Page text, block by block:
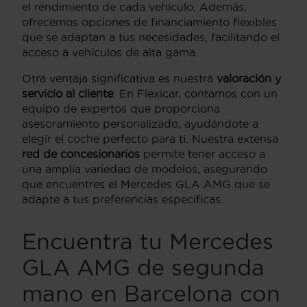
el rendimiento de cada vehículo. Además,
ofrecemos opciones de financiamiento flexibles
que se adaptan a tus necesidades, facilitando el
acceso a vehículos de alta gama.
Otra ventaja significativa es nuestra valoración y
servicio al cliente . En Flexicar, contamos con un
equipo de expertos que proporciona
asesoramiento personalizado, ayudándote a
elegir el coche perfecto para ti. Nuestra extensa
red de concesionarios permite tener acceso a
una amplia variedad de modelos, asegurando
que encuentres el Mercedes GLA AMG que se
adapte a tus preferencias específicas.
Encuentra tu Mercedes
GLA AMG de segunda
mano en Barcelona con